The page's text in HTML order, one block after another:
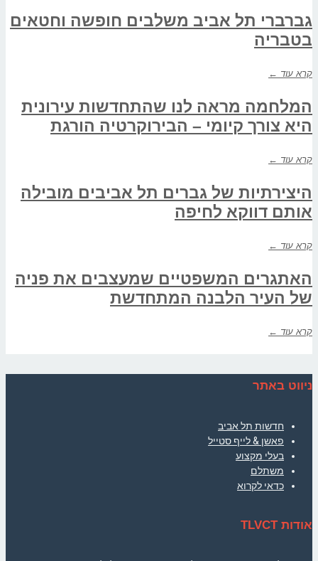
גברברי תל אביב משלבים חופשה וחטאים
בטבריה
קרא עוד ←
המלחמה מראה לנו שהתחדשות עירונית
היא צורך קיומי – הבירוקרטיה הורגת
קרא עוד ←
היצירתיות של גברים תל אביבים מובילה
אותם דווקא לחיפה
קרא עוד ←
האתגרים המשפטיים שמעצבים את פניה
של העיר הלבנה המתחדשת
קרא עוד ←
ניווט באתר
חדשות תל אביב
פאשן & לייף סטייל
בעלי מקצוע
משתלם
כדאי לקרוא
אודות TLVCT